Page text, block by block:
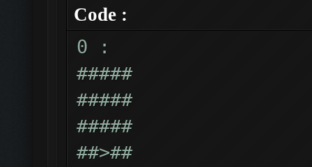
Code :
0 :
#####
#####
#####
##>##